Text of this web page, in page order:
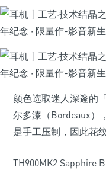
颜色选取迷人深邃的
尔多漆（Bordeaux）
是手工压制，因此花
TH900MK2 Sapphire